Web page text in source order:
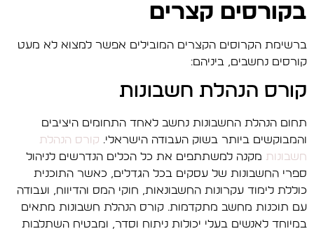
בקורסים קצרים
ברשימת הקרוסים הקצרים המובילים אפשר למצוא לא מעט
קורסים נחשבים, ביניהם:
קורס הנהלת חשבונות
תחום הנהלת החשבונות נחשב לאחד התחומים היציבים
והמבוקשים ביותר בשוק העבודה הישראלי. קורס הנהלת
חשבונות מקנה למשתתפים את כל הכלים הנדרשים לניהול
ספרי החשבונות של עסקים בכל הגדלים, כאשר התוכנית
כוללת לימוד עקרונות החשבונאות, חוקי המס והדיווח, ועבודה
עם תוכנות מחשב מתקדמות. קורס הנהלת חשבונות מתאים
במיוחד לאנשים בעלי יכולות ניתוח וסדר, ומבטיח השתלבות